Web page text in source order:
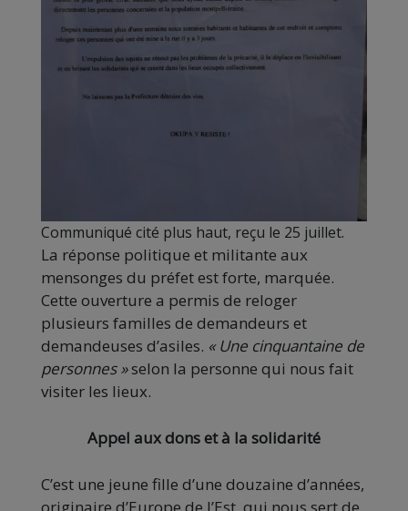
Communiqué cité plus haut, reçu le 25 juillet.
La réponse politique et militante aux
mensonges du préfet est forte, marquée.
Cette ouverture a permis de reloger
plusieurs familles de demandeurs et
demandeuses d’asiles. « Une cinquantaine de
personnes »selon la personne qui nous fait
visiter les lieux.
Appel aux dons et à la solidarité
C’est une jeune fille d’une douzaine d’années,